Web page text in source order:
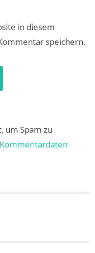
in diesem
speichern.
um Spam zu